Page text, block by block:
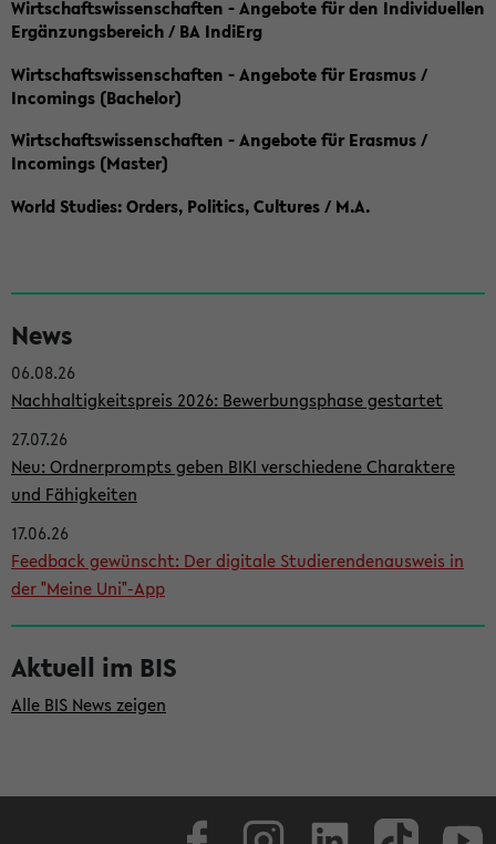
Wirtschaftswissenschaften - Angebote für den Individuellen
Ergänzungsbereich / BA IndiErg
Wirtschaftswissenschaften - Angebote für Erasmus /
Incomings (Bachelor)
Wirtschaftswissenschaften - Angebote für Erasmus /
Incomings (Master)
World Studies: Orders, Politics, Cultures / M.A.
e
i
t
e
n
l
e
i
s
t
e
News
06.08.26
Nachhaltigkeitspreis 2026: Bewerbungsphase gestartet
27.07.26
Neu: Ordnerprompts geben BIKI verschiedene Charaktere
und Fähigkeiten
17.06.26
Feedback gewünscht: Der digitale Studierendenausweis in
der "Meine Uni"-App
Aktuell im BIS
Alle BIS News zeigen